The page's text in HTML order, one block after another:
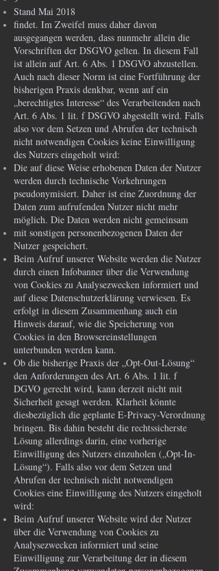
Stand Mai 2018
findet. Im Zweifel muss daher davon
ausgegangen werden, dass nunmehr allein die
Vorschriften der DSGVO gelten. In diesem Fall
ist allein auf Art. 6 Abs. 1 DSGVO abzustellen.
Auch nach dieser Norm ist eine Fortführung der
bisherigen Praxis denkbar, wenn auf ein
„berechtigtes Interesse“ des Verarbeitenden nach
Art. 6 Abs. 1 lit. f DSGVO abgestellt wird. Falls
also vor dem Setzen und Abrufen der technisch
nicht notwendigen Cookies keine Einwilligung
des Nutzers eingeholt wird:
Die auf diese Weise erhobenen Daten der Nutzer
werden durch technische Vorkehrungen
pseudonymisiert. Daher ist eine Zuordnung der
Daten zum aufrufenden Nutzer nicht mehr
möglich. Die Daten werden nicht gemeinsam
mit sonstigen personenbezogenen Daten der
Nutzer gespeichert.
Beim Aufruf unserer Website werden die Nutzer
durch einen Infobanner über die Verwendung
von Cookies zu Analysezwecken informiert und
auf diese Datenschutzerklärung verwiesen. Es
erfolgt in diesem Zusammenhang auch ein
Hinweis darauf, wie die Speicherung von
Cookies in den Browsereinstellungen
unterbunden werden kann.
Ob die bisherige Praxis der „Opt-Out-Lösung“
den Anforderungen des Art. 6 Abs. 1 lit. f
DGVO gerecht wird, kann derzeit nicht mit
Sicherheit gesagt werden. Klarheit könnte
diesbezüglich die geplante E-Privacy-Verordnung
bringen. Bis dahin besteht die rechtssicherste
Lösung allerdings darin, eine vorherige
Einwilligung des Nutzers einzuholen („Opt-In-
Lösung“). Falls also vor dem Setzen und
Abrufen der technisch nicht notwendigen
Cookies eine Einwilligung des Nutzers eingeholt
wird:
Beim Aufruf unserer Website wird der Nutzer
über die Verwendung von Cookies zu
Analysezwecken informiert und seine
Einwilligung zur Verarbeitung der in diesem